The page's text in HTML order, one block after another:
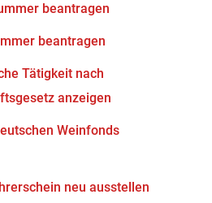
beantragen
beantragen
Tätigkeit nach
anzeigen
Weinfonds
neu ausstellen